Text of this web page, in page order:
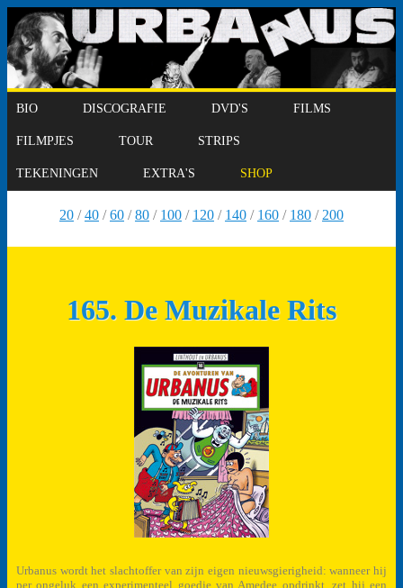
BIO DISCOGRAFIE DVD'S FILMS
FILMPJES TOUR STRIPS
TEKENINGEN EXTRA'S SHOP
20 /40 /60 /80 / 100 / 120 / 140 / 160 / 180 / 200
165. De Muzikale Rits
Urbanus wordt het slachtoffer van zijn eigen nieuwsgierigheid: wanneer hij
per ongeluk een experimenteel goedje van Amedee opdrinkt, zet hij een